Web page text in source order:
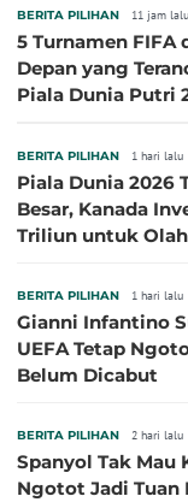
BERITA PILIHAN 11 jam lalu
5 Turnamen FIFA
Depan yang
Piala Dunia Putri
BERITA PILIHAN 1 hari lalu
Piala Dunia 2026
Besar, Kanada
Triliun untuk
BERITA PILIHAN 1 hari lalu
Gianni Infantino
UEFA Tetap
Belum Dicabut
BERITA PILIHAN 2 hari lalu
Spanyol Tak Mau
Ngotot Jadi Tuan